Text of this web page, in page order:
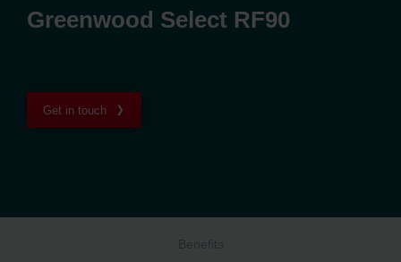
Greenwood Select RF90
Get in touch
Benefits